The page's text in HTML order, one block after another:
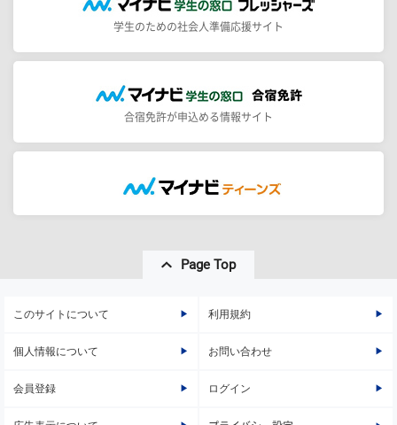
学生のための社会人準備応援サイト
合宿免許が申込める情報サイト
Page Top
このサイトについて 利用規約
個人情報について お問い合わせ
会員登録 ログイン